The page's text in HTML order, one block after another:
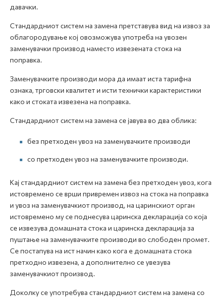
давачки.
Стандардниот систем на замена претставува вид на извоз за
облагородување кој овозможува употреба на увозен
заменувачки производ наместо извезената стока на
поправка.
Заменувачките производи мора да имаат иста тарифна
ознака, трговски квалитет и исти технички карактеристики
како и стоката извезена на поправка.
Стандардниот систем на замена се јавува во два облика:
без претходен увоз на заменувачките производи
со претходен увоз на заменувачките производи.
Кај стандардниот систем на замена без претходен увоз, кога
истовремено се врши привремен извоз на стока на поправка
и увоз на заменувачкиот производ, на царинскиот орган
истовремено му се поднесува царинска декларација со која
се извезува домашната стока и царинска декларација за
пуштање на заменувачките производи во слободен промет.
Се постапува на ист начин како кога е домашната стока
претходно извезена, а дополнително се увезува
заменувачкиот производ.
Доколку се употребува стандардниот систем на замена со